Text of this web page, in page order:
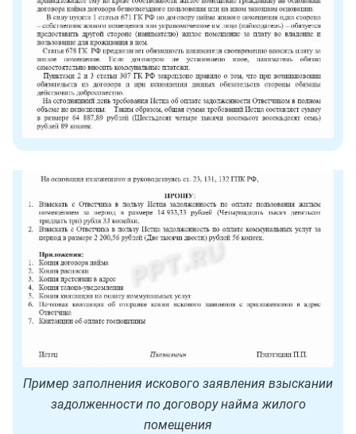
Пример заполнения искового заявления взыскании
задолженности по договору найма жилого
помещения